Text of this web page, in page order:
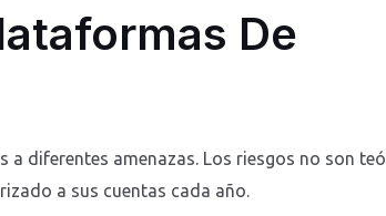
De
diferentes amenazas. Los riesgos no son
a sus cuentas cada año.